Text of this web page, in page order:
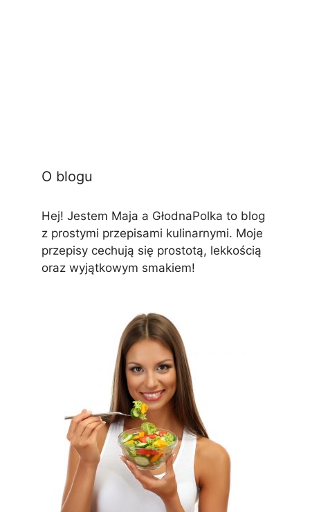
O blogu
Hej! Jestem Maja a GłodnaPolka to blog
z prostymi przepisami kulinarnymi. Moje
przepisy cechują się prostotą, lekkością
oraz wyjątkowym smakiem!